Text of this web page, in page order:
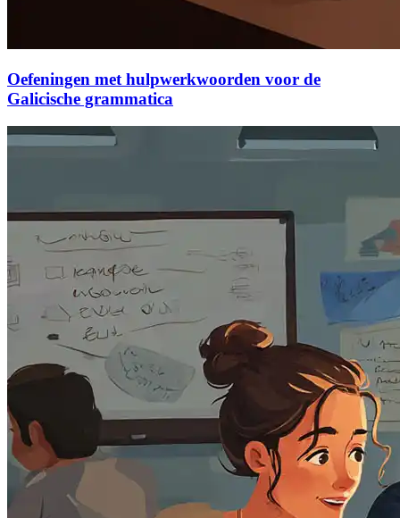
Oefeningen met hulpwerkwoorden voor de
Galicische grammatica